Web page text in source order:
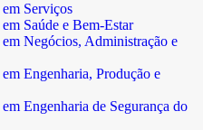
Serviços
Saúde e Bem-Estar
Negócios, Administração e
Engenharia, Produção e
Engenharia de Segurança do